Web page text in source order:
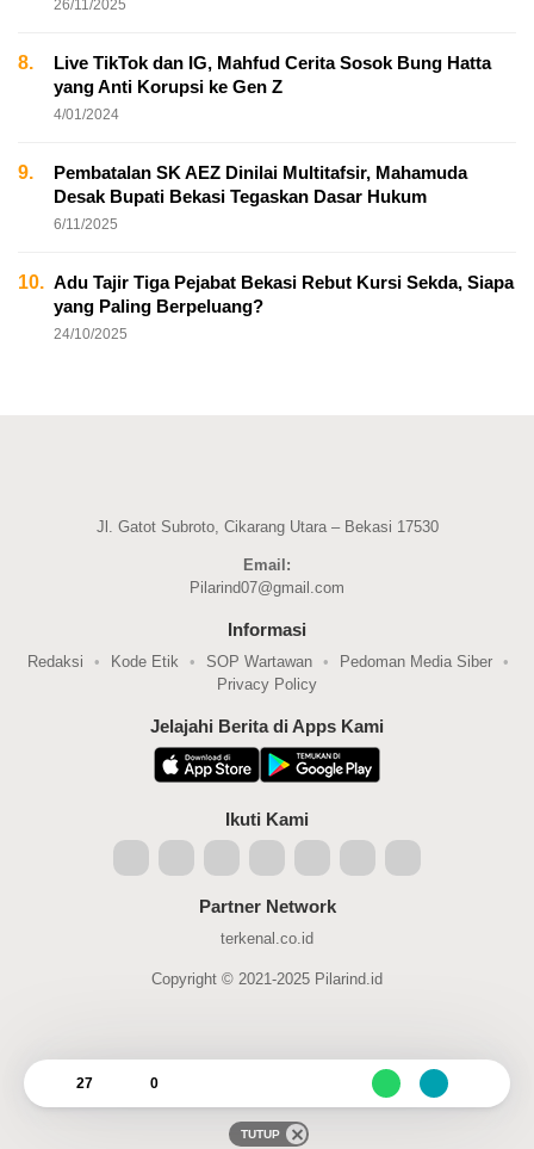
26/11/2025
8.
Live TikTok dan IG, Mahfud Cerita Sosok Bung Hatta
yang Anti Korupsi ke Gen Z
4/01/2024
9.
Pembatalan SK AEZ Dinilai Multitafsir, Mahamuda
Desak Bupati Bekasi Tegaskan Dasar Hukum
6/11/2025
10. Adu Tajir Tiga Pejabat Bekasi Rebut Kursi Sekda, Siapa
yang Paling Berpeluang?
24/10/2025
Jl. Gatot Subroto, Cikarang Utara – Bekasi 17530
Email:
Pilarind07@gmail.com
Informasi
Redaksi Kode Etik SOP Wartawan
Pedoman Media Siber
Privacy Policy
Jelajahi Berita di Apps Kami
Ikuti Kami
Partner Network
terkenal.co.id
Copyright © 2021-2025 Pilarind.id
27 0
TUTUP